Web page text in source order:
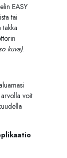
EASY
tai
takka
kuva).
voit